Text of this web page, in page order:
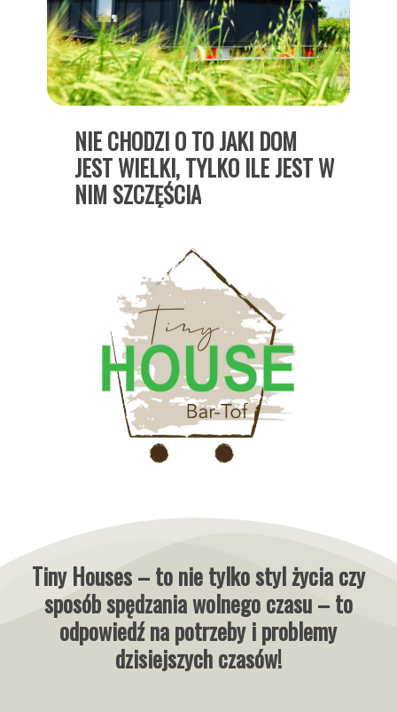
NIECHODZIOTOJAKI DOM
JESTWIELKI, TYLKO ILEJESTW
NIM SZCZĘŚCIA
Tiny Houses – to nie tylko styl życia czy
sposób spędzania wolnego czasu – to
odpowiedź na potrzeby i problemy
dzisiejszych czasów!